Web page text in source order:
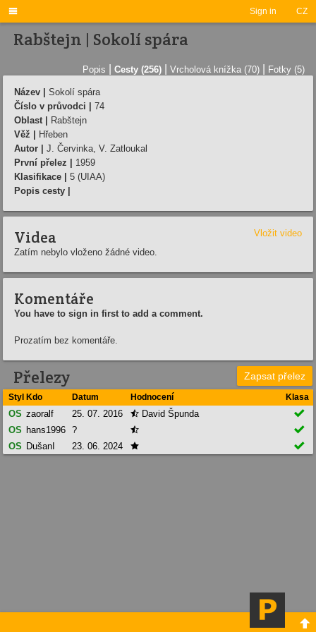
Sign in CZ

Rabštejn | Sokolí spára
Popis Cesty (256) Vrcholová knížka (70) Fotky (5)
Název |
Sokolí spára
Číslo v průvodci |
74
Oblast |
Rabštejn
Věž |
Hřeben
Autor |
J. Červinka, V. Zatloukal
První přelez |
1959
Klasifikace |
5 (UIAA)
Popis cesty |
Videa
Vložit video
Zatím nebylo vloženo žádné video.
Komentáře
You have to sign in first to add a comment.
Prozatím bez komentáře.
Přelezy Zapsat přelez
Styl Kdo Datum Hodnocení Klasa
OS zaoralf 25. 07. 2016  David Špunda

OS hans1996 ? 

OS DušanI 23. 06. 2024  
